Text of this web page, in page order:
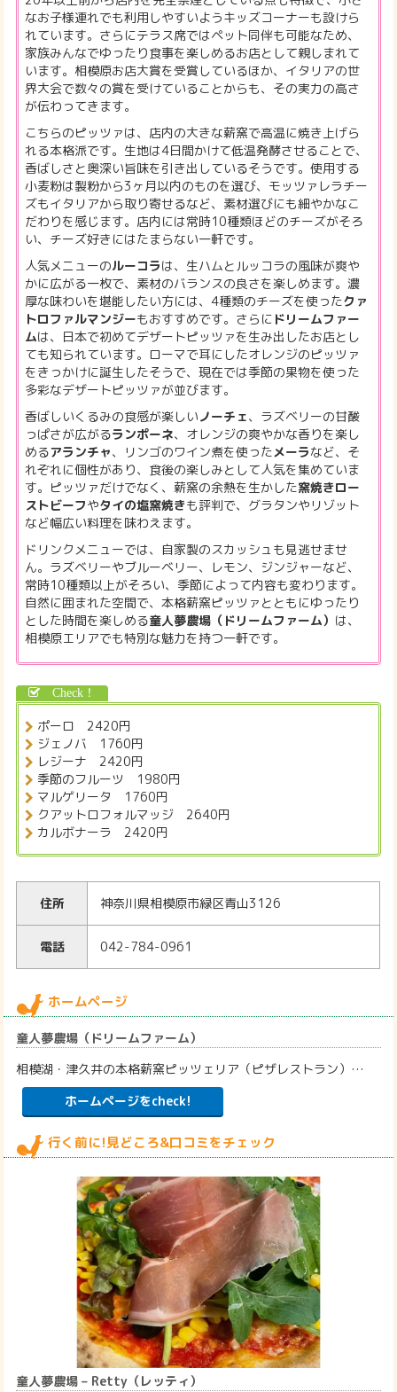
なお子様連れでも利用しやすいようキッズコーナーも設けら
れています。さらにテラス席ではペット同伴も可能なため、
家族みんなでゆったり食事を楽しめるお店として親しまれて
います。相模原お店大賞を受賞しているほか、イタリアの世
界大会で数々の賞を受けていることからも、その実力の高さ
が伝わってきます。
こちらのピッツァは、店内の大きな薪窯で高温に焼き上げら
れる本格派です。生地は4日間かけて低温発酵させることで、
香ばしさと奥深い旨味を引き出しているそうです。使用する
小麦粉は製粉から3ヶ月以内のものを選び、モッツァレラチー
ズもイタリアから取り寄せるなど、素材選びにも細やかなこ
だわりを感じます。店内には常時10種類ほどのチーズがそろ
い、チーズ好きにはたまらない一軒です。
人気メニューのルーコラは、生ハムとルッコラの風味が爽や
かに広がる一枚で、素材のバランスの良さを楽しめます。濃
厚な味わいを堪能したい方には、4種類のチーズを使ったクァ
トロファルマンジーもおすすめです。さらに ドリームファー
ムは、日本で初めてデザートピッツァを生み出したお店とし
ても知られています。ローマで耳にしたオレンジのピッツァ
をきっかけに誕生したそうで、現在では季節の果物を使った
多彩なデザートピッツァが並びます。
香ばしいくるみの食感が楽しいノーチェ、ラズベリーの甘酸
っぱさが広がるランポーネ、オレンジの爽やかな香りを楽し
めるアランチャ、リンゴのワイン煮を使ったメーラなど、そ
れぞれに個性があり、食後の楽しみとして人気を集めていま
す。ピッツァだけでなく、薪窯の余熱を生かした窯焼きロー
ストビーフやタイの塩窯焼きも評判で、グラタンやリゾット
など幅広い料理を味わえます。
ドリンクメニューでは、自家製のスカッシュも見逃せませ
ん。ラズベリーやブルーベリー、レモン、ジンジャーなど、
常時10種類以上がそろい、季節によって内容も変わります。
自然に囲まれた空間で、本格薪窯ピッツァとともにゆったり
とした時間を楽しめる童人夢農場（ドリームファーム） は、
相模原エリアでも特別な魅力を持つ一軒です。
ポーロ 2420円
ジェノバ 1760円
レジーナ 2420円
季節のフルーツ 1980円
マルゲリータ 1760円
クアットロフォルマッジ 2640円
カルボナーラ 2420円
住所 神奈川県相模原市緑区青山3126
電話 042-784-0961
ホームページ
童人夢農場（ドリームファーム）
相模湖・津久井の本格薪窯ピッツェリア（ピザレストラン）…
ホームページをcheck!
行く前に!見どころ&口コミをチェック
童人夢農場 – Retty（レッティ）